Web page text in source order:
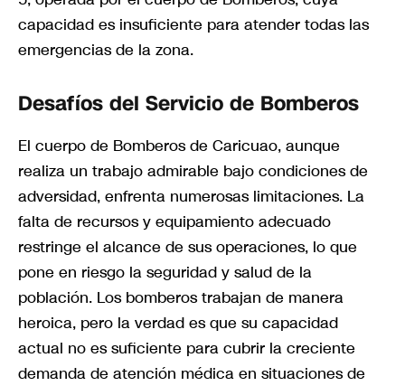
capacidad es insuficiente para atender todas las
emergencias de la zona.
Desafíos del Servicio de Bomberos
El cuerpo de Bomberos de Caricuao, aunque
realiza un trabajo admirable bajo condiciones de
adversidad, enfrenta numerosas limitaciones. La
falta de recursos y equipamiento adecuado
restringe el alcance de sus operaciones, lo que
pone en riesgo la seguridad y salud de la
población. Los bomberos trabajan de manera
heroica, pero la verdad es que su capacidad
actual no es suficiente para cubrir la creciente
demanda de atención médica en situaciones de